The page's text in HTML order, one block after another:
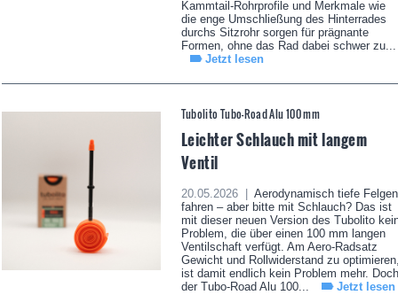
Kammtail-Rohrprofile und Merkmale wie
die enge Umschließung des Hinterrades
durchs Sitzrohr sorgen für prägnante
Formen, ohne das Rad dabei schwer zu...
Jetzt lesen
Tubolito Tubo-Road Alu 100 mm
Leichter Schlauch mit langem
Ventil
20.05.2026 |
Aerodynamisch tiefe Felgen
fahren – aber bitte mit Schlauch? Das ist
mit dieser neuen Version des Tubolito
Problem, die über einen 100 mm langen
Ventilschaft verfügt. Am Aero-Radsatz
Gewicht und Rollwiderstand zu
ist damit endlich kein Problem mehr. Doch
der Tubo-Road Alu 100...
Jetzt lesen